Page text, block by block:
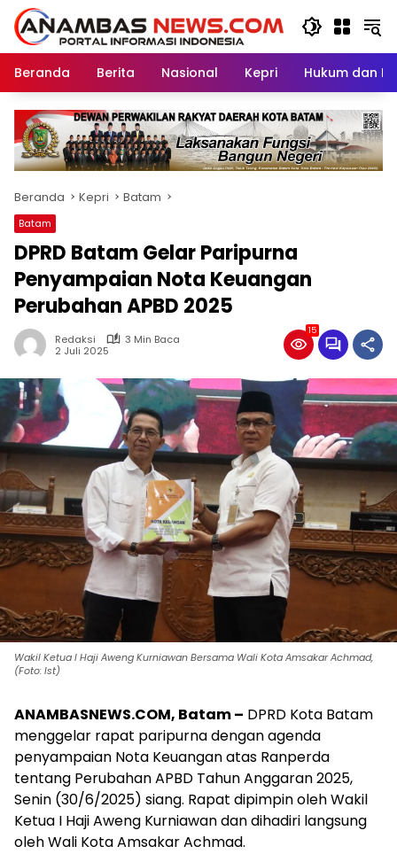
Langsung
konten
Beranda
Berita Nasional Kepri Hukum dan
Beranda Kepri Batam
Batam
DPRD Batam Gelar Paripurna
Penyampaian Nota Keuangan
Perubahan APBD 2025
Redaksi
3 Min Baca
2 Juli 2025
15
Wakil Ketua I Haji Aweng Kurniawan Bersama Wali Kota Amsakar Achmad,
(Foto: Ist)
ANAMBASNEWS.COM, Batam – DPRD Kota Batam
menggelar rapat paripurna dengan agenda
penyampaian Nota Keuangan atas Ranperda
tentang Perubahan APBD Tahun Anggaran 2025,
Senin (30/6/2025) siang. Rapat dipimpin oleh Wakil
Ketua I Haji Aweng Kurniawan dan dihadiri langsung
oleh Wali Kota Amsakar Achmad.